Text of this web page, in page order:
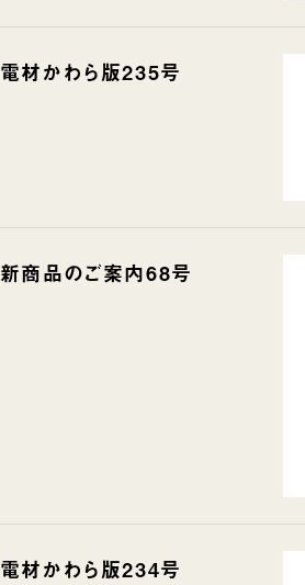
電材かわら版235号
新商品のご案内68号
電材かわら版234号